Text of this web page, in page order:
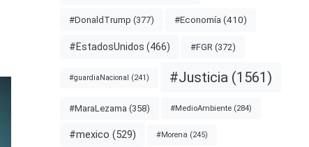
#DonaldTrump (377) #Economía (410)
#EstadosUnidos (466) #FGR (372)
#guardiaNacional (241) #Justicia (1561)
#MaraLezama (358) #MedioAmbiente(284)
#mexico (529) #Morena (245)